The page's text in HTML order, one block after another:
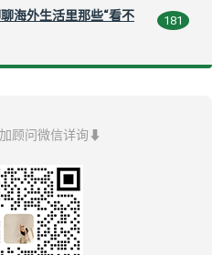
海外生活里那些“看不
181
顾问微信详询⬇